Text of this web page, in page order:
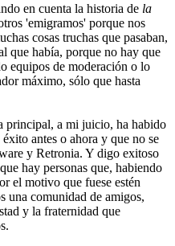
en cuenta la historia de la
'emigramos' porque nos
cosas truchas que pasaban,
que había, porque no hay que
equipos de moderación o lo
máximo, sólo que hasta
principal, a mi juicio, ha habido
antes o ahora y que no se
y Retronia. Y digo exitoso
hay personas que, habiendo
el motivo que fuese estén
una comunidad de amigos,
y la fraternidad que